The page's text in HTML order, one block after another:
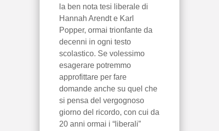
la ben nota tesi liberale di
Hannah Arendt e Karl
Popper, ormai trionfante da
decenni in ogni testo
scolastico. Se volessimo
esagerare potremmo
approfittare per fare
domande anche su quel che
si pensa del vergognoso
giorno del ricordo, con cui da
20 anni ormai i “liberali”